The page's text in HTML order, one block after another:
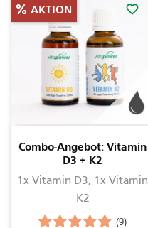
Combo-Angebot: Vitamin
D3 + K2
1x Vitamin D3, 1x Vitamin
K2
favorite_border
(9)
AKTION